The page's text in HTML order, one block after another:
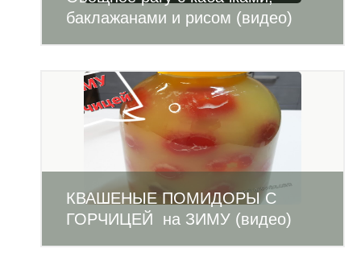
баклажанами и рисом (видео)
КВАШЕНЫЕ ПОМИДОРЫ С
ГОРЧИЦЕЙ на ЗИМУ (видео)